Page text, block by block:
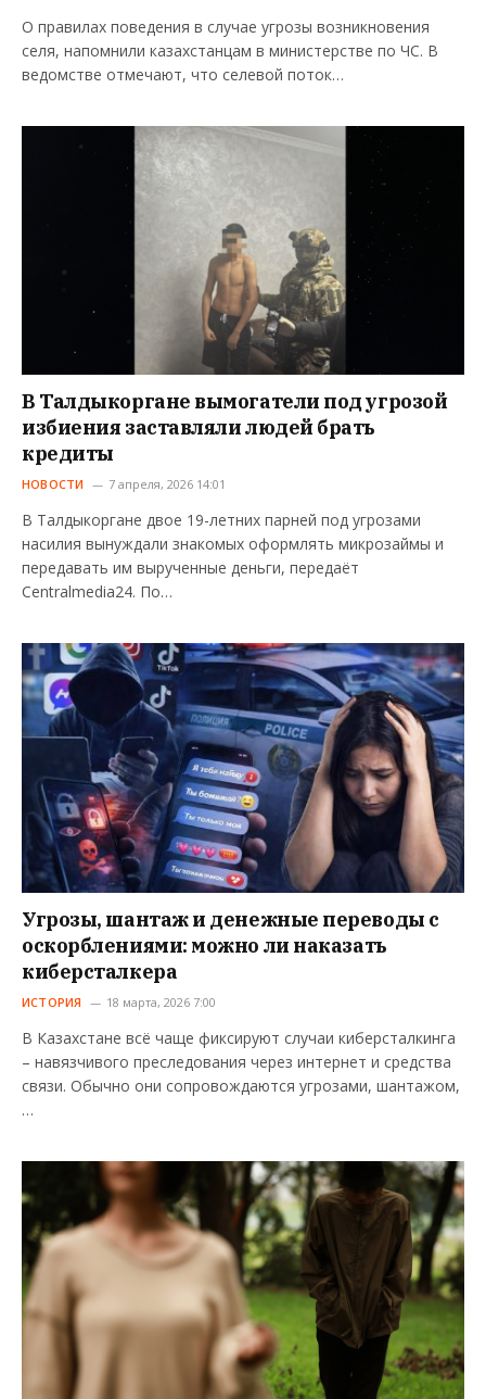
О правилах поведения в случае угрозы возникновения
селя, напомнили казахстанцам в министерстве по ЧС. В
ведомстве отмечают, что селевой поток…
В Талдыкоргане вымогатели под угрозой
избиения заставляли людей брать
кредиты
НОВОСТИ 7 апреля, 2026 14:01
В Талдыкоргане двое 19-летних парней под угрозами
насилия вынуждали знакомых оформлять микрозаймы и
передавать им вырученные деньги, передаёт
Centralmedia24. По…
Угрозы, шантаж и денежные переводы с
оскорблениями: можно ли наказать
киберсталкера
ИСТОРИЯ 18 марта, 2026 7:00
В Казахстане всё чаще фиксируют случаи киберсталкинга
– навязчивого преследования через интернет и средства
связи. Обычно они сопровождаются угрозами, шантажом,
…